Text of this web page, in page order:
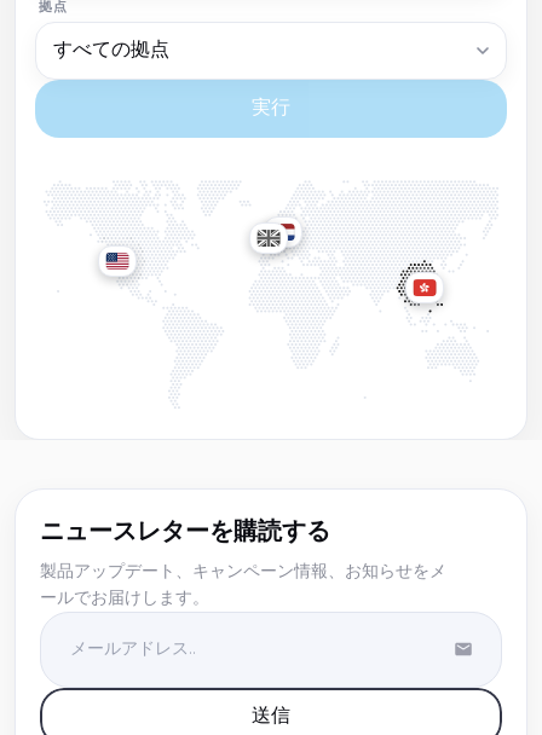
拠点
すべての拠点
実行
ニュースレターを購読する
製品アップデート、キャンペーン情報、お知らせをメ
ールでお届けします。
送信